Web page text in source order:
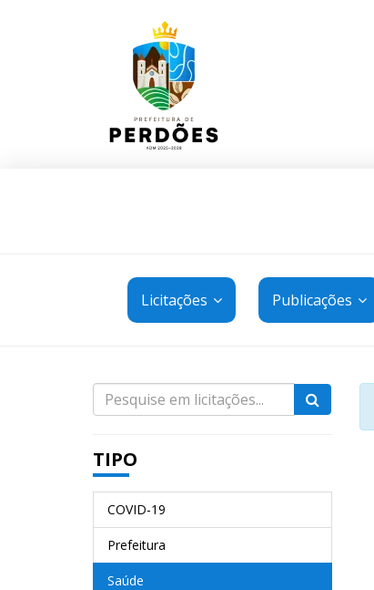
Licitações Publicações
TIPO
COVID-19
Prefeitura
Saúde